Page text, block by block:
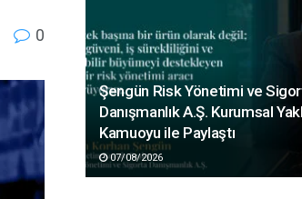
0
Şengün Risk Yönetimi ve
Danışmanlık A.Ş. Kurumsal
Kamuoyu ile Paylaştı
07/08/2026